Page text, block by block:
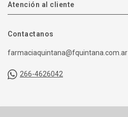
Atención al cliente
Contactanos
farmaciaquintana@fquintana.com.ar
266-4626042